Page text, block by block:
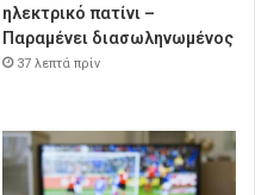
ηλεκτρικό πατίνι –
Παραμένει διασωληνωμένος
37 λεπτά πρίν